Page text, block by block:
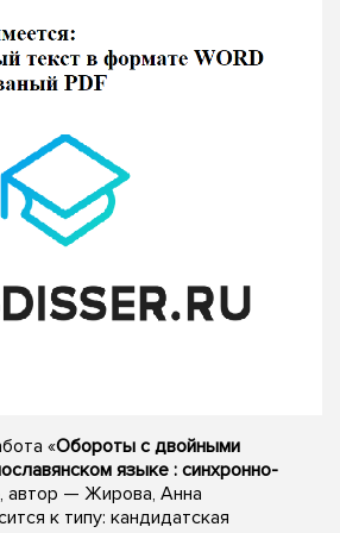
«Обороты с двойными
языке : синхронно-
автор — Жирова, Анна
к типу: кандидатская